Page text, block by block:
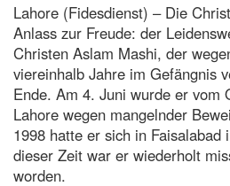
Lahore (Fidesdienst) – Die
Anlass zur Freude: der
Christen Aslam Mashi, der
viereinhalb Jahre im Gefängnis
Ende. Am 4. Juni wurde er vom
Lahore wegen mangelnder
1998 hatte er sich in Faisalabad
dieser Zeit war er wiederholt
worden.